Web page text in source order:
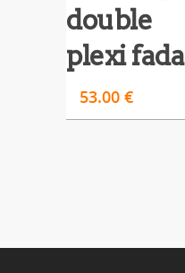
double
plexi fada
53.00 €